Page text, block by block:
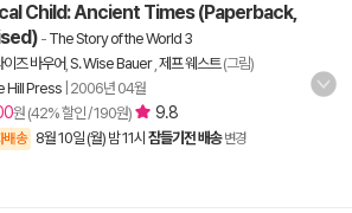
Child: Ancient Times (Paperback,
- The Story of the World 3
이즈 바우어 S. Wise Bauer, 제프 웨스트(그림)
Hill Press 2006년 04월
원 (42% 할인 / 190원) 9.8
배송 8월 10일 (월) 밤 11시 잠들기전 배송 변경